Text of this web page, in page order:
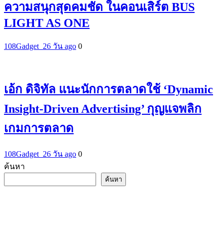
ความสนุกสุดคมชัด ในคอนเสิร์ต BUS
LIGHT AS ONE
108Gadget_26 วัน ago 0
เอ้ก ดิจิทัล แนะนักการตลาดใช้ ‘Dynamic
Insight-Driven Advertising’ กุญแจพลิก
เกมการตลาด
108Gadget_26 วัน ago 0
ค้นหา
ค้นหา